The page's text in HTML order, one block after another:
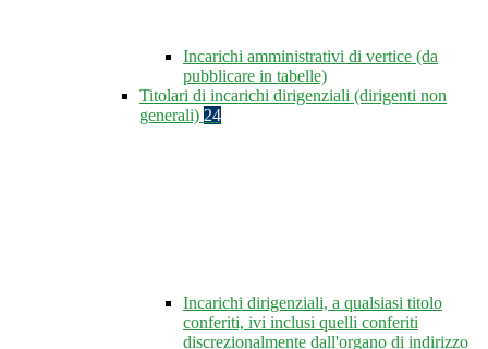
Incarichi amministrativi di vertice (da
pubblicare in tabelle)
Titolari di incarichi dirigenziali (dirigenti non
generali) 24
Incarichi dirigenziali, a qualsiasi titolo
conferiti, ivi inclusi quelli conferiti
discrezionalmente dall'organo di indirizzo